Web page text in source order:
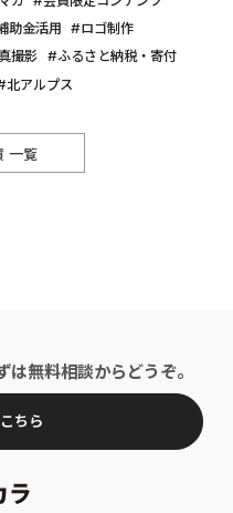
助金活用
ロゴ制作
撮影
ふるさと納税・寄付
北アルプス
一覧
無料相談からどうぞ。
ちら